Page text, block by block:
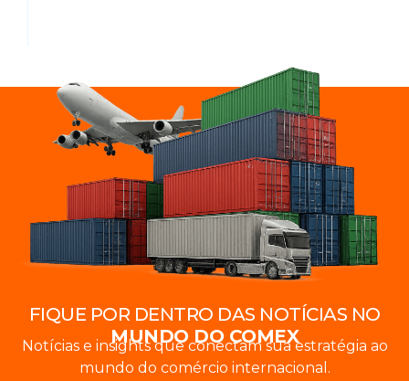
FIQUE POR DENTRO DAS NOTÍCIAS NO
MUNDO DO COMEX
Notícias e insights que conectam sua estratégia ao
mundo do comércio internacional.